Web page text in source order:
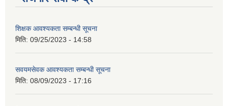
शिक्षक आवश्यकता सम्बन्धी सूचना
मिति: 09/25/2023 - 14:58
सवयमसेवक आवश्यकता सम्बन्धी सूचना
मिति: 08/09/2023 - 17:16